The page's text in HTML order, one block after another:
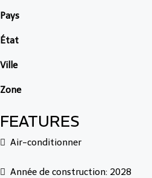
Pays
État
Ville
Zone
FEATURES
Air-conditionner
Année de construction: 2028